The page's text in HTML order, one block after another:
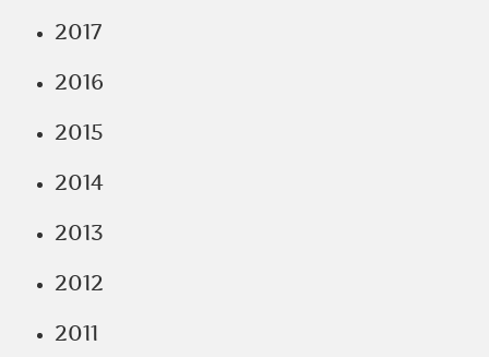
2017
2016
2015
2014
2013
2012
2011